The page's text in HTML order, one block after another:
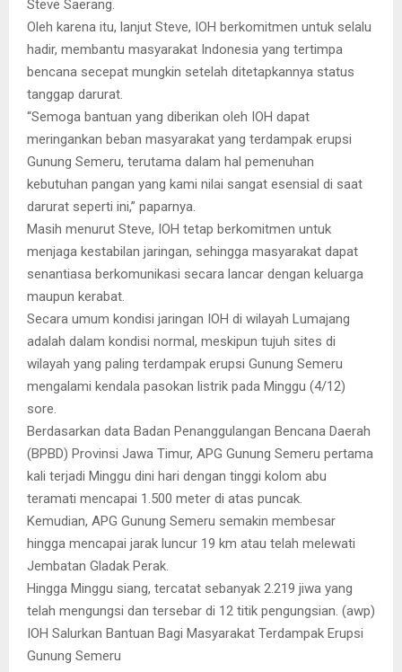
Steve Saerang.
Oleh karena itu, lanjut Steve, IOH berkomitmen untuk selalu
hadir, membantu masyarakat Indonesia yang tertimpa
bencana secepat mungkin setelah ditetapkannya status
tanggap darurat.
“Semoga bantuan yang diberikan oleh IOH dapat
meringankan beban masyarakat yang terdampak erupsi
Gunung Semeru, terutama dalam hal pemenuhan
kebutuhan pangan yang kami nilai sangat esensial di saat
darurat seperti ini,” paparnya.
Masih menurut Steve, IOH tetap berkomitmen untuk
menjaga kestabilan jaringan, sehingga masyarakat dapat
senantiasa berkomunikasi secara lancar dengan keluarga
maupun kerabat.
Secara umum kondisi jaringan IOH di wilayah Lumajang
adalah dalam kondisi normal, meskipun tujuh sites di
wilayah yang paling terdampak erupsi Gunung Semeru
mengalami kendala pasokan listrik pada Minggu (4/12)
sore.
Berdasarkan data Badan Penanggulangan Bencana Daerah
(BPBD) Provinsi Jawa Timur, APG Gunung Semeru pertama
kali terjadi Minggu dini hari dengan tinggi kolom abu
teramati mencapai 1.500 meter di atas puncak.
Kemudian, APG Gunung Semeru semakin membesar
hingga mencapai jarak luncur 19 km atau telah melewati
Jembatan Gladak Perak.
Hingga Minggu siang, tercatat sebanyak 2.219 jiwa yang
telah mengungsi dan tersebar di 12 titik pengungsian. (awp)
IOH Salurkan Bantuan Bagi Masyarakat Terdampak Erupsi
Gunung Semeru